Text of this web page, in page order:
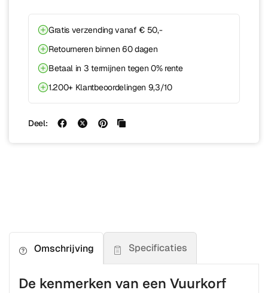
Gratis verzending vanaf € 50,-
Retourneren binnen 60 dagen
Betaal in 3 termijnen tegen 0% rente
1.200+ Klantbeoordelingen 9,3/10
Deel:
Omschrijving Specificaties
De kenmerken van een Vuurkorf